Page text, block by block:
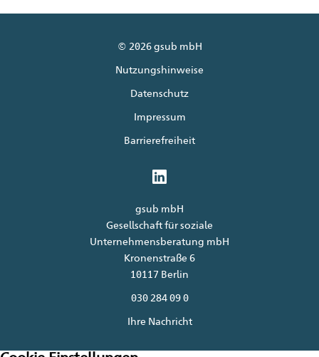
© 2026 gsub mbH
Nutzungshinweise
Datenschutz
Impressum
Barrierefreiheit
gsub mbH
Gesellschaft für soziale
Unternehmensberatung mbH
Kronenstraße 6
10117 Berlin
030 284 09 0
Ihre Nachricht